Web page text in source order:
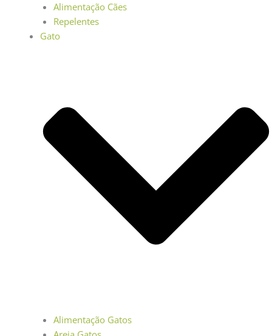
Alimentação Cães
Repelentes
Gato
Alimentação Gatos